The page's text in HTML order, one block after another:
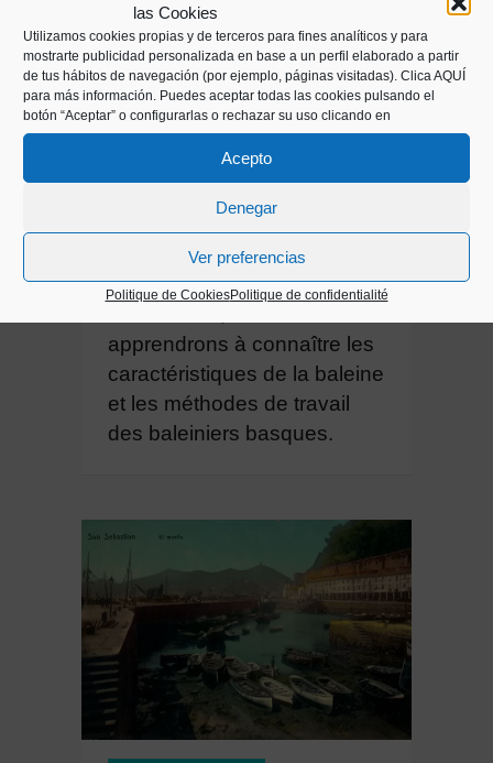
las Cookies
Utilizamos cookies propias y de terceros para fines analíticos y para
mostrarte publicidad personalizada en base a un perfil elaborado a partir
de tus hábitos de navegación (por ejemplo, páginas visitadas). Clica AQUÍ
para más información. Puedes aceptar todas las cookies pulsando el
botón “Aceptar” o configurarlas o rechazar su uso clicando en
Acepto
Denegar
Ver preferencias
Politique de CookiesPolitique de confidentialité
Au Musée
1 session - Maternelle et 1. Cycle
E.P.
Avec l’expérimentation
comme axe et à travers le
apprendrons à connaître les
caractéristiques de la baleine
et les méthodes de travail
des baleiniers basques.